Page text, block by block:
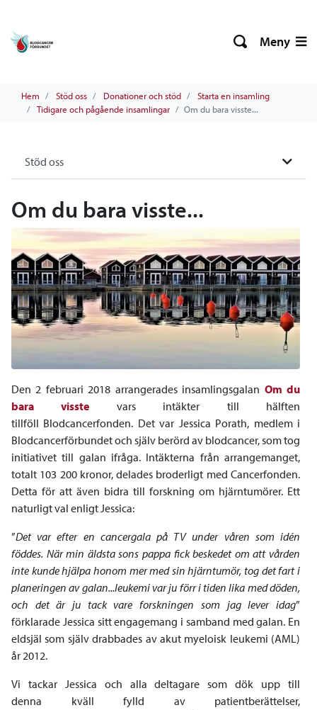
Meny
Hem Stöd oss Donationer och stöd
Starta en insamling
Tidigare och pågående insamlingar
Om du bara visste...
Stöd oss
Om du bara visste...
Den 2 februari 2018 arrangerades insamlingsgalan Om du
bara visste vars intäkter till hälften
tillföll Blodcancerfonden. Det var Jessica Porath, medlem i
Blodcancerförbundet och själv berörd av blodcancer, som tog
initiativet till galan ifråga. Intäkterna från arrangemanget,
totalt 103 200 kronor, delades broderligt med Cancerfonden.
Detta för att även bidra till forskning om hjärntumörer. Ett
naturligt val enligt Jessica:
”Det var efter en cancergala på TV under våren som idén
föddes. När min äldsta sons pappa fick beskedet om att vården
inte kunde hjälpa honom mer med sin hjärntumör, tog det fart i
planeringen av galan...leukemi var ju förr i tiden lika med döden,
och det är ju tack vare forskningen som jag lever idag”
förklarade Jessica sitt engagemang i samband med galan. En
eldsjäl som själv drabbades av akut myeloisk leukemi (AML)
år 2012.
Vi tackar Jessica och alla deltagare som dök upp till
denna kväll fylld av patientberättelser,